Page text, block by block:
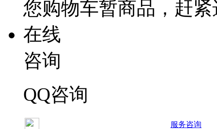
您购物车暂商品，赶
在线
咨询
QQ咨询
服务咨询